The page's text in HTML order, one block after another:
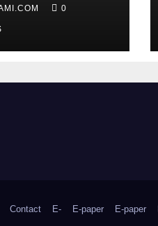
0
Contact E- E-paper E-paper